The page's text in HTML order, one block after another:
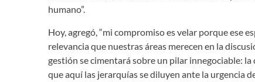
humano”.
Hoy, agregó, “mi compromiso es velar porque ese
relevancia que nuestras áreas merecen en la
gestión se cimentará sobre un pilar innegociable:
que aquí las jerarquías se diluyen ante la urgencia